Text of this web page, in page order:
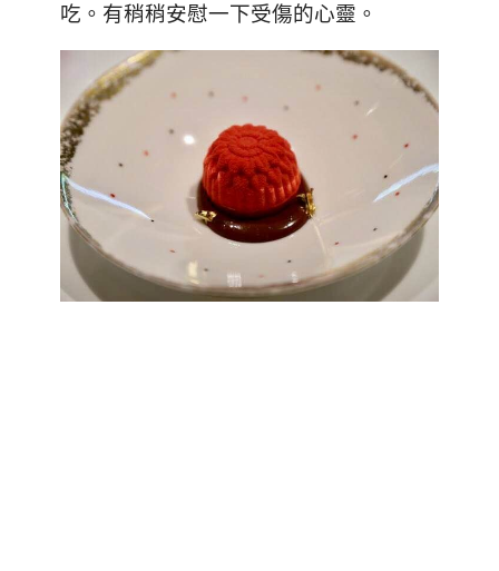
吃。有稍稍安慰一下受傷的心靈。